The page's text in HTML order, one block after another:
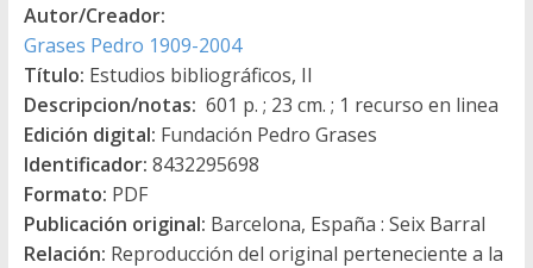
Autor/Creador:
Grases Pedro 1909-2004
Título: Estudios bibliográficos, II
Descripcion/notas: 601 p. ; 23 cm. ; 1 recurso en linea
Edición digital: Fundación Pedro Grases
Identificador: 8432295698
Formato: PDF
Publicación original: Barcelona, España : Seix Barral
Relación: Reproducción del original perteneciente a la